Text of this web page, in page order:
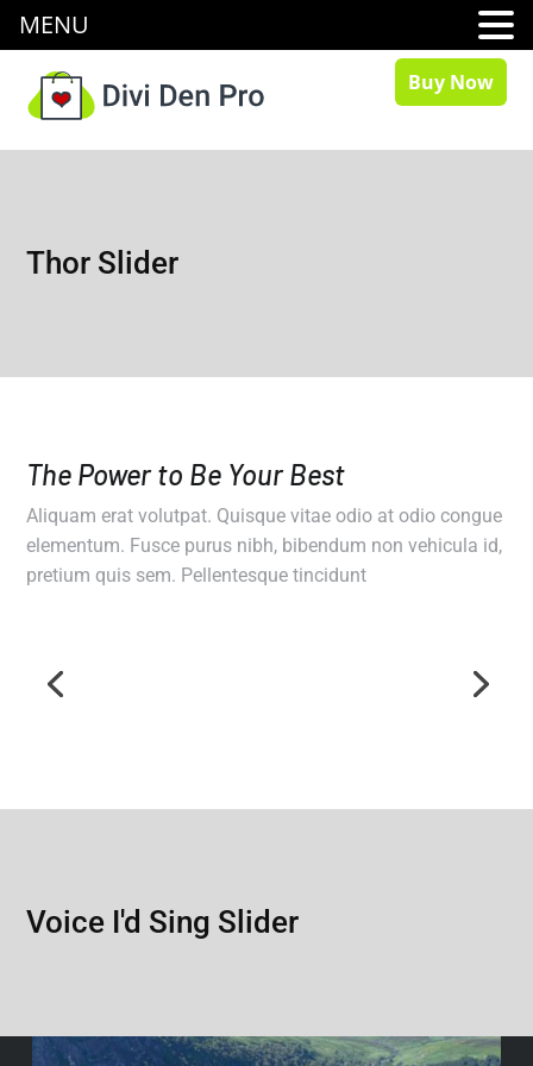
Buy Now
Thor Slider
The Power to Be Your Best
Aliquam erat volutpat. Quisque vitae odio at odio congue
elementum. Fusce purus nibh, bibendum non vehicula id,
pretium quis sem. Pellentesque tincidunt
Voice I'd Sing Slider
MENU